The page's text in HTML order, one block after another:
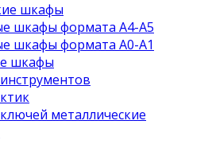
шкафы
шкафы формата А4-А5
шкафы формата А0-А1
шкафы
металлические